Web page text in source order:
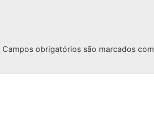
Campos obrigatórios são marcados com